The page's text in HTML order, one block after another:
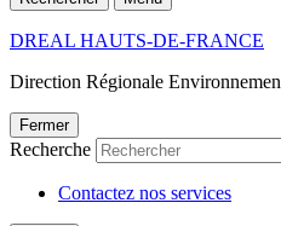
DREAL HAUTS-DE-FRANCE
Direction Régionale
Fermer
Recherche
Contactez nos services